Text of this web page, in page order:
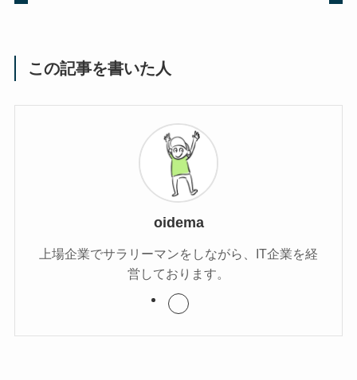
この記事を書いた人
oidema
上場企業でサラリーマンをしながら、IT企業を経
営しております。